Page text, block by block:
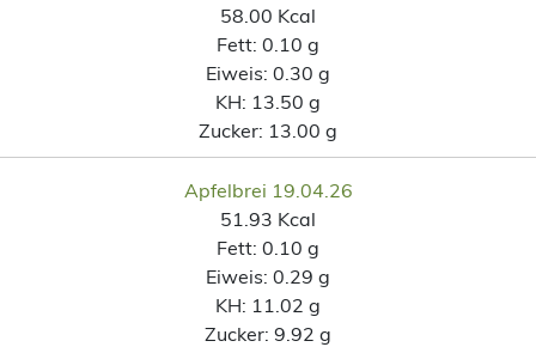
58.00 Kcal
Fett: 0.10 g
Eiweis: 0.30 g
KH: 13.50 g
Zucker: 13.00 g
Apfelbrei 19.04.26
51.93 Kcal
Fett: 0.10 g
Eiweis: 0.29 g
KH: 11.02 g
Zucker: 9.92 g